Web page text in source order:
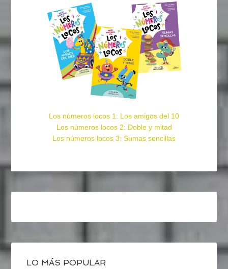
Los números locos 1: Los amigos del 10
Los números locos 2: Doble y mitad
Los números locos 3: Sumas sencillas
LO MÁS POPULAR